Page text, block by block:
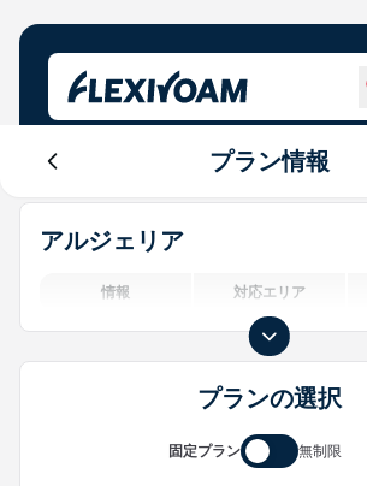
プランを探索する
会社概要
投資家向け情報
IoTソリューション
ブランド向け
Login
プラン情報
アルジェリア
情報 対応エリア
プランの選択
固定プラン 無制限